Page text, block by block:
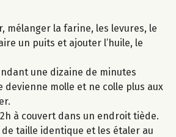
mélanger la farine, les levures, le
un puits et ajouter l’huile, le
une dizaine de minutes
devienne molle et ne colle plus aux
à couvert dans un endroit tiède.
de taille identique et les étaler au